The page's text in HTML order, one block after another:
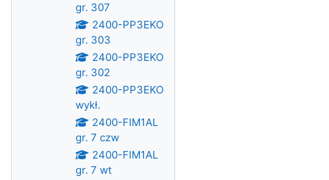
gr. 307
2400-PP3EKO
gr. 303
2400-PP3EKO
gr. 302
2400-PP3EKO
wykł.
2400-FIM1AL
gr. 7 czw
2400-FIM1AL
gr. 7 wt